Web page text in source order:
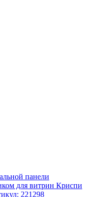
панели
для витрин Криспи
221298